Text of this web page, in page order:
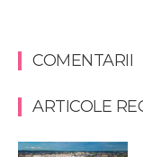
COMENTARII
ARTICOLE